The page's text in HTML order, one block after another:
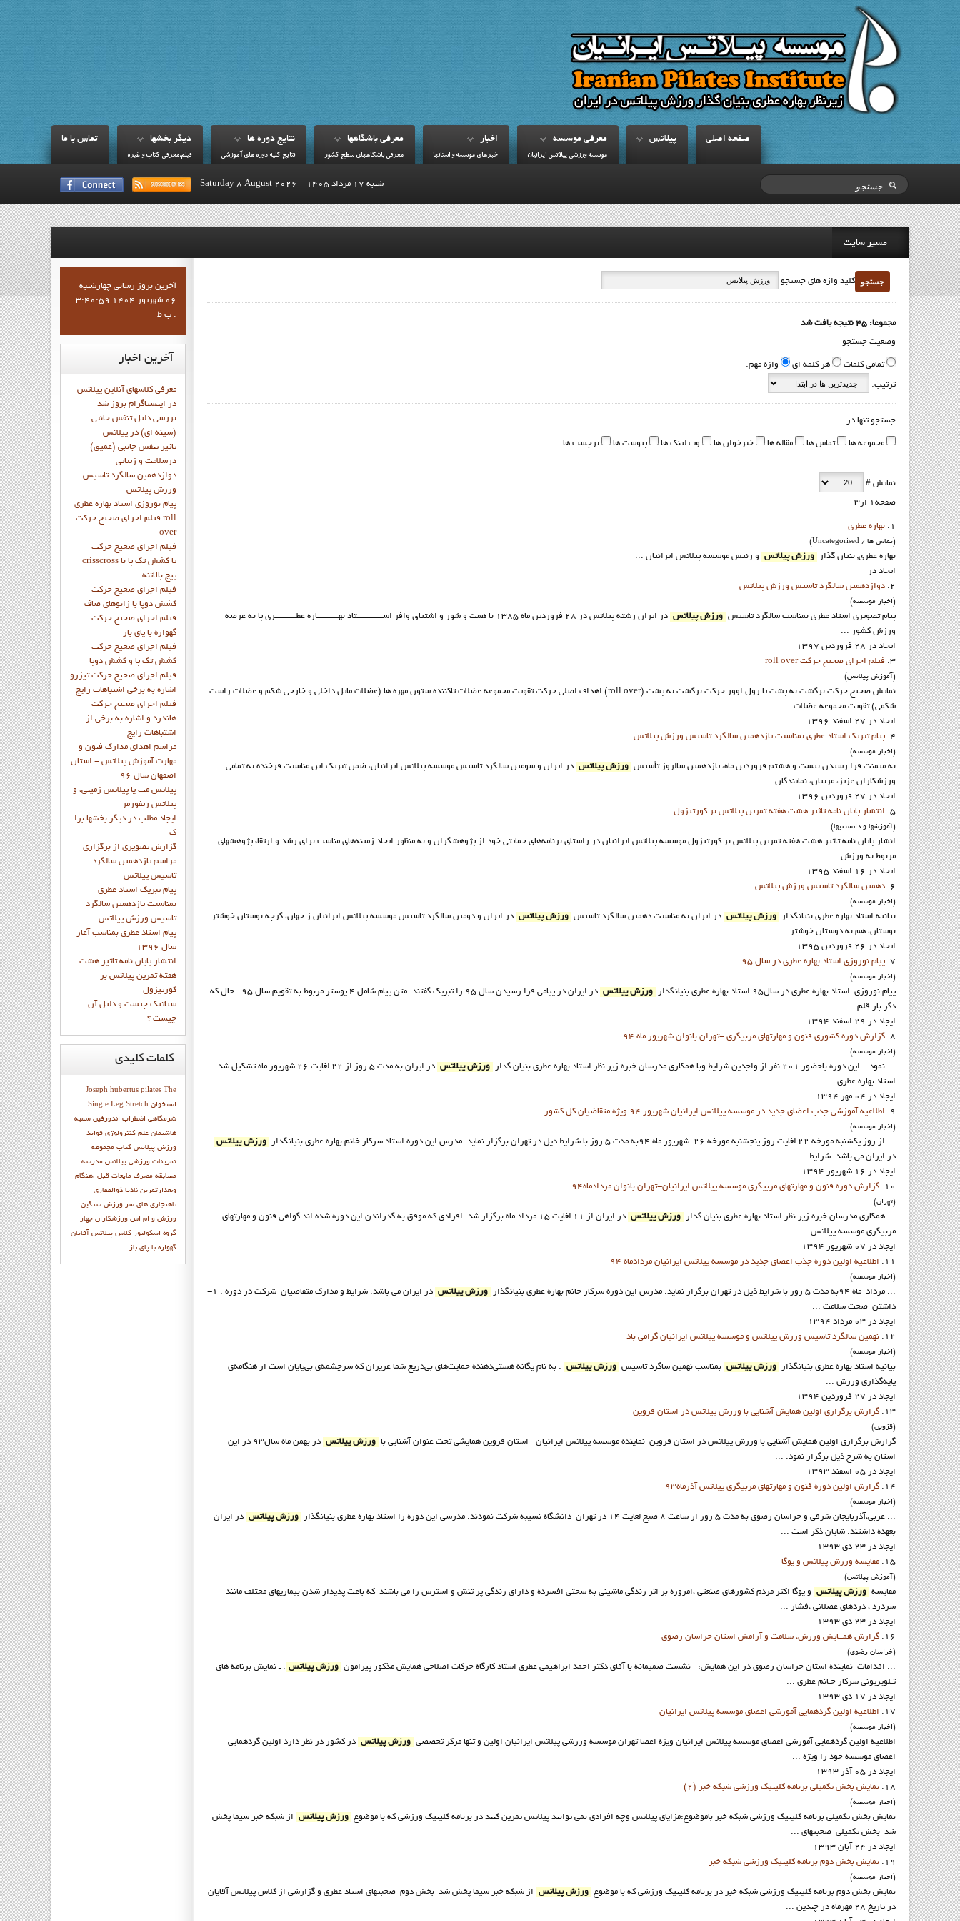
صفحه اصلي پيلاتس معرفي موسسه
موسسه ورزشي پيلاتس ايرانيان
اخبار
خبرهاي موسسه و استانها
معرفي باشگاهها
معرفي باشگاههاي سطح کشور
نتايج دوره ها
نتايج کليه دوره هاي آموزشي
ديگر بخشها
فيلم،معرفي کتاب و غيره
تماس با ما
شنبه 17 مرداد 1405 Saturday 8 August 2026
مسیر سایت
کلید واژه های جستجو جستجو
مجموعا: 45 نتیجه یافت شد
وضعیت جستجو
تمامی کلمات هر کلمه ای واژه مهم:
ترتیب:
جستجو تنها در :
مجموعه ها تماس ها مقاله ها خبرخوان ها وب لینک ها پیوست ها برچسب ها
نمایش #
صفحه1 از3
1.
بهاره عطري
(تماس ها / Uncategorised)
بهاره عطري, بنيان گذار
ورزش پيلاتس
و رئيس موسسه پيلاتس ايرانيان ...
ایجاد در
2.
دوازدهمين سالگرد تاسيس ورزش پيلاتس
(اخبار موسسه)
پيام تصويري استاد عطري بمناسب سالگرد تاسيس ورزش پيلاتس
در ايران رشته پيلاتس در ٢٨ فروردين ماه ١٣٨٥ با همت و شور و اشتیاق وافر اســــــــــــتاد بهــــــــــاره عطــــــــــري پا به عرصه
ورزش كشور ...
ایجاد در 28 فروردين 1397
3.
فيلم اجراي صحيح حرکت roll over
(آموزش پيلاتس)
نمايش صحيح حركت برگشت به پشت يا رول اوور حركت برگشت به پشت (roll over) اهداف اصلي حركت تقويت مجموعه عضلات تاكننده ستون مهره ها (عضلات مايل داخلي و خارجي شكم و عضلات راست
شكمي) تقويت مجموعه عضلات ...
ایجاد در 27 اسفند 1396
4.
پيام تبريک استاد عطري بمناسبت يازدهمين سالگرد تاسيس ورزش پيلاتس
(اخبار موسسه)
به میمنت فرا رسیدن بيست و هشتم فروردين ماه، يازدهمين سالروز تأسیس ورزش پيلاتس در ايران و سومين سالگرد تاسيس موسسه پيلاتس ايرانيان، ضمن تبریک این مناسبت فرخنده به تمامی
ورزشکاران عزيز، مربيان، نمايندگان ...
ایجاد در 27 فروردين 1396
5.
انتشار پايان نامه تاثیر هشت هفته تمرین پیلاتس بر کورتیزول
(آموزشها و دانستنيها)
انشار پايان نامه تاثیر هشت هفته تمرین پیلاتس بر کورتیزول موسسه پيلاتس ايرانيان در راستاي برنامه‌هاي حمايتي خود از پژوهشگران و به منظور ايجاد زمينه‌هاي مناسب براي رشد و ارتقاء پژوهشهاي
مربوط به ورزش ...
ایجاد در 16 اسفند 1395
6.
دهمين سالگرد تاسيس ورزش پيلاتس
(اخبار موسسه)
بيانيه استاد بهاره عطري بنيانگذار
ورزش پيلاتس در ايران به مناسبت دهمين سالگرد تاسيس ورزش پيلاتس در ايران و دومين سالگرد تاسيس موسسه پيلاتس ايرانيان ز جهان، گرچه بوستان خوشتر
بوستان، هم به دوستان خوشتر ...
ایجاد در 26 فروردين 1395
7. پيام نوروزي استاد بهاره عطري در سال 95
(اخبار موسسه)
پيام نوروزي استاد بهاره عطري در سال95 استاد بهاره عطري بنيانگذار
ورزش پيلاتس
در ايران در پيامي فرا رسيدن سال 95 را تبريک گفتند. متن پيام شامل 4 پوستر مربوط به تقويم سال 95 : حال که
دگر بار قلم ...
ایجاد در 29 اسفند 1394
8. گزارش دوره کشوري فنون و مهارتهاي مربيگري -تهران بانوان شهريور ماه 94
(اخبار موسسه)
... نمود. اين دوره باحضور 201 نفر از واجدين شرايط وبا همکاري مدرسان خبره زير نظر استاد بهاره عطري بنيان گذار
ورزش پيلاتس
در ايران به مدت 5 روز از 22 لغايت 26 شهريور ماه تشکيل شد.
استاد بهاره عطري ...
ایجاد در 04 مهر 1394
9.
اطلاعيه آموزشي جذب اعضاي جديد در موسسه پيلاتس ايرانيان شهريور 94 ويژه متقاضيان کل کشور
(اخبار موسسه)
... از روز يکشنبه مورخه 22 لغايت روز پنجشنبه مورخه 26 شهريور ماه 94به مدت 5 روز با شرايط ذيل در تهران برگزار نمايد. مدرس اين دوره استاد سرکار خانم بهاره عطري بنيانگذار
ورزش پيلاتس
در ايران مي باشد. شرايط ...
ایجاد در 16 شهریور 1394
10.
گزارش دوره فنون و مهارتهاي مربيگري موسسه پيلاتس ايرانيان-تهران بانوان مردادماه94
(تهران)
... همکاري مدرسان خبره زير نظر استاد بهاره عطري بنيان گذار
ورزش پيلاتس
در ايران از 11 لغايت 15 مرداد ماه برگزار شد. افرادي که موفق به گذراندن اين دوره شده اند گواهي فنون و مهارتهاي
مربيگري موسسه پيلاتس ...
ایجاد در 07 شهریور 1394
11.
اطلاعيه اولين دوره جذب اعضاي جديد در موسسه پيلاتس ايرانيان مردادماه 94
(اخبار موسسه)
... مرداد ماه 94به مدت 5 روز با شرايط ذيل در تهران برگزار نمايد. مدرس اين دوره سرکار خانم بهاره عطري بنيانگذار
ورزش پيلاتس
در ايران مي باشد. شرايط و مدارک متقاضيان شركت در دوره : 1-
داشتن صحت سلامت ...
ایجاد در 03 مرداد 1394
12.
نهمين سالگرد تاسيس ورزش پيلاتس و موسسه پيلاتس ايرانيان گرامي باد
(اخبار موسسه)
بيانيه استاد بهاره عطري بنيانگذار
ورزش پيلاتس بمناسب نهمين ساگرد تاسيس ورزش پيلاتس
: به نامِ یگانه هستی‌دهنده حمایت‌های بی‌دریغ شما عزیزان که سرچشمه‌ی بی‌پایان است از هنگامه‌ی
پایه‌گذاری ورزش ...
ایجاد در 27 فروردين 1394
13.
گزارش برگزاری اولین همایش آشنایی با ورزش پیلاتس در استان قزوين
(قزوين)
گزارش برگزاری اولین همایش آشنایی با ورزش پیلاتس در استان قزوين نماينده موسسه پيلاتس ايرانيان –استان قزوين همايشي تحت عنوان آشنايي با ورزش پيلاتس
در بهمن ماه سال93 در اين
استان به شرح ذيل برگزار نمود. ...
ایجاد در 05 اسفند 1393
14.
گزارش اولين دوره فنون و مهارتهاي مربيگري پيلاتس آذرماه93
(اخبار موسسه)
... غربي،آذربايجان شرقي و خراسان رضوي به مدت 5 روز از ساعت 8 صبح لغايت 14 در تهران دانشگاه نسيبه شرکت نمودند. مدرسي اين دوره را استاد بهاره عطري بنيانگذار
ورزش پيلاتس در ايران
بعهده داشتند. شايان ذکر است ...
ایجاد در 23 دی 1393
15.
مقايسه ورزش پيلاتس و يوگا
(آموزش پيلاتس)
مقايسه ورزش پيلاتس
و يوگا اكثر مردم كشورهاي صنعتي ،امروزه بر اثر زندگي ماشيني به سختي افسرده و داراي زندگي پر تنش و استرس زا مي باشند كه باعث پديدار شدن بيماريهاي مختلف مانند
سردرد ، دردهاي عضلاني ،فشار ...
ایجاد در 23 دی 1393
16.
گزارش همــایش ورزش، سلامت و آرامش استان خراسان رضوي
(خراسان رضوي)
... اقدامات نماينده استان خراسان رضوي در اين همايش: -نشست صميمانه با آقاي دکتر احمد ابراهيمي عطري استاد کارگاه حرکات اصلاحي همايش مذکور پيرامون ورزش پيلاتس . ـ نمایش برنامه های
تـلویزیونی سرکار خـانم عطری ...
ایجاد در 17 دی 1393
17.
اطلاعيه اولين گردهمايي آموزشي اعضاي موسسه پيلاتس ايرانيان
(اخبار موسسه)
اطلاعيه اولين گردهمايي آموزشي اعضاي موسسه پيلاتس ايرانيان ويژه اعضا تهران موسسه ورزشي پيلاتس ايرانيان اولين و تنها مرکز تخصصي ورزش پيلاتس در کشور در نظر دارد اولين گردهمايي
اعضاي موسسه خود را ويژه ...
ایجاد در 05 آذر 1393
18.
نمايش بخش تکميلي برنامه کلينيک ورزشي شبکه خبر (2)
(اخبار موسسه)
نمايش بخش تکميلي برنامه کلينيک ورزشي شبکه خبر باموضوع:مزاياي پيلاتس وچه افرادي نمي توانند پيلاتس تمرين کنند در برنامه کلينيک ورزشي که با موضوع ورزش پيلاتس
از شبکه خبر سيما پخش
شد بخش تکميلي صحبتهاي ...
ایجاد در 24 آبان 1393
19.
نمايش بخش دوم برنامه کلينيک ورزشي شبکه خبر
(اخبار موسسه)
نمايش بخش دوم برنامه کلينيک ورزشي شبکه خبر در برنامه کلينيک ورزشي که با موضوع ورزش پيلاتس
از شبکه خبر سيما پخش شد بخش دوم صحبتهاي استاد عطري و گزارشي از کلاس پيلاتس آقايان
در تاريخ 28 مهرماه در چندين ...
آخرين بروز رساني چهارشنبه
06 شهریور 1404 3:40:59
ب ظ .
آخرین اخبار
معرفی کلاسهای آنلاین پیلاتس
در اینستاگرام بروز شد
بررسی دلیل تنفس جانبی
(سینه ای) در پیلاتس
تاثیر تنفس جانبی (عمیق)
درسلامت و زیبایی
دوازدهمين سالگرد تاسيس
ورزش پيلاتس
پيام نوروزي استاد بهاره عطري
فيلم اجراي صحيح حرکت roll
over
فيلم اجراي صحيح حركت
crisscross يا كشش تك پا با
پيچ بالاتنه
فيلم اجراي صحيح حرکت
كشش دوپا با زانوهاي صاف
فيلم اجراي صحيح حرکت
گهواره با پاي باز
فيلم اجراي صحيح حرکت
کشش تک پا و کشش دوپا
فيلم اجراي صحيح حرکت تيزرو
اشاره به برخي اشتباهات رايج
فيلم اجراي صحيح حرکت
هاندرد و اشاره به برخي از
اشتباهات رايج
مراسم اهدای مدارک فنون و
مهارت آموزش پیلاتس - استان
اصفهان سال 96
پیلاتس مت یا پیلاتس زمینی، و
پیلاتس ریفورمر
ايجاد مطلب در ديگر بخشها برا
ک
گزارش تصويري از برگزاري
مراسم يازدهمين سالگرد
تاسيس پيلاتس
پيام تبريک استاد عطري
بمناسبت يازدهمين سالگرد
تاسيس ورزش پيلاتس
پيام استاد عطري بمناسب آغاز
سال 1396
انتشار پايان نامه تاثیر هشت
هفته تمرین پیلاتس بر
کورتیزول
سیاتیک چیست و دلیل آن
چیست ؟
کلمات کلیدی
Joseph hubertus pilates The
Single Leg Stretch استخوان
شرمگاهي اضطراب اندورفین سميه
هاشيمان علم کنترولوژي فواید
ورزش پیلاتس كتاب مجموعه
تمرينات ورزشي پيلاتس مدرسه
مسابقه مصرف مایعات قبل ،هنگام
وبعدازتمرین ناديا ذوالفقاري
ناهنجاری های سر ورزش سنگین
ورزش و ام اس ورزشکاران چهار
گروه اسکولیوز کلاس پیلاتس آقایان
گهواره با پاي باز